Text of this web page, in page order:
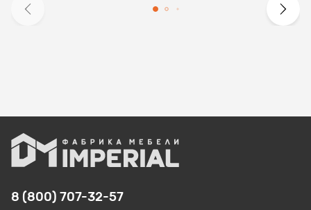
8 (800) 707-32-57